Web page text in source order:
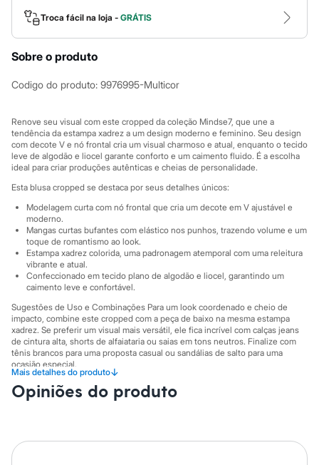
Cintos
Óculos
Relógios
Calçados
Chinelos
Rasteirinhas
Sapatilhas
Tênis
Marcas
City
Clock House
Mindset
Sawary
Yessica
Moda esportiva
Acessórios
Blusas
Calçados
Leggings
Shorts e Bermudas
Moda íntima
Calcinhas
Cintas e Modeladores
Meias
Pijamas
Sutiãs e Tops
Moda praia
Biquínis
Personagens
Plus size
Troca fácil na loja - GRÁTIS
Sobre o produto
Codigo do produto: 9976995-Multicor
Renove seu visual com este cropped da coleção Mindse7, que une a
tendência da estampa xadrez a um design moderno e feminino. Seu design
com decote V e nó frontal cria um visual charmoso e atual, enquanto o tecido
leve de algodão e liocel garante conforto e um caimento fluido. É a escolha
ideal para criar produções autênticas e cheias de personalidade.
Esta blusa cropped se destaca por seus detalhes únicos:
Modelagem curta com nó frontal que cria um decote em V ajustável e
moderno.
Mangas curtas bufantes com elástico nos punhos, trazendo volume e um
toque de romantismo ao look.
Estampa xadrez colorida, uma padronagem atemporal com uma releitura
vibrante e atual.
Confeccionado em tecido plano de algodão e liocel, garantindo um
caimento leve e confortável.
Sugestões de Uso e Combinações Para um look coordenado e cheio de
impacto, combine este cropped com a peça de baixo na mesma estampa
xadrez. Se preferir um visual mais versátil, ele fica incrível com calças jeans
de cintura alta, shorts de alfaiataria ou saias em tons neutros. Finalize com
tênis brancos para uma proposta casual ou sandálias de salto para uma
ocasião especial.
A gente se encontra na C&A! ❤
Mais detalhes do produto↓
Opiniões do produto